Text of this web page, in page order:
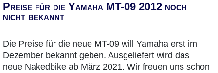
Preise für die Yamaha MT-09 2012 noch
nicht bekannt
Die Preise für die neue MT-09 will Yamaha erst im
Dezember bekannt geben. Ausgeliefert wird das
neue Nakedbike ab März 2021. Wir freuen uns schon